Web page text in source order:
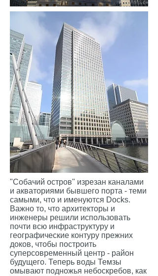
"Собачий остров" изрезан каналами
и акваториями бывшего порта - теми
самыми, что и именуются Docks.
Важно то, что архитекторы и
инженеры решили использовать
почти всю инфраструктуру и
географические контуру прежних
доков, чтобы построить
суперсовременный центр - район
будущего. Теперь воды Темзы
омывают подножья небоскребов, как